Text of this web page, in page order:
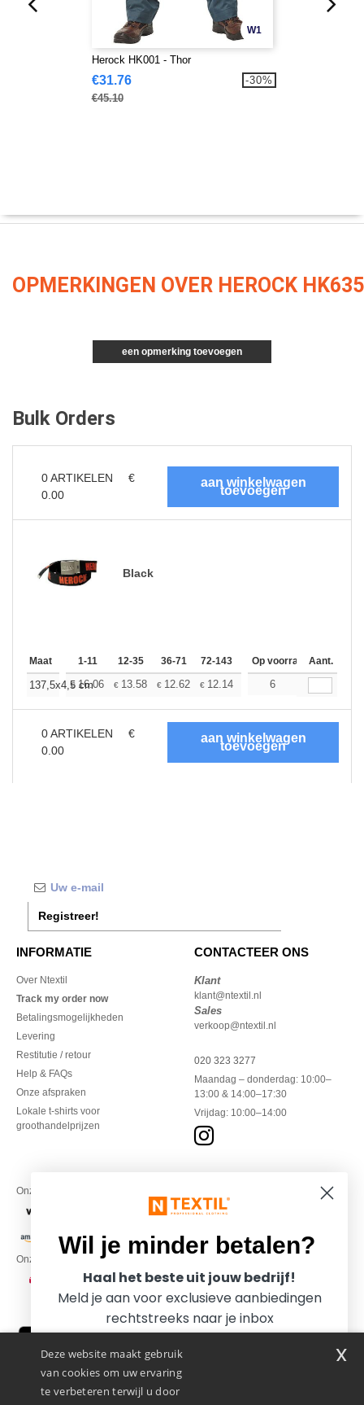
W1
Herock HK001 - Thor
€31.76
€45.10
-30%
OPMERKINGEN OVER HEROCK HK635
een opmerking toevoegen
Bulk Orders
0ARTIKELEN
€
0.00
Black
Maat 1-11 12-35 36-71 72-143 144-287 288 + Meer
Op voorraadAant.
137,5x4,5 cm
€ 16.06 € 13.58 € 12.62 € 12.14 11.47
6
0ARTIKELEN
€
0.00
Registreer!
INFORMATIE
Over Ntextil
Track my order now
Betalingsmogelijkheden
Levering
Restitutie / retour
Help & FAQs
Onze afspraken
Lokale t-shirts voor
groothandelprijzen
CONTACTEER ONS
Klant
klant@ntextil.nl
Sales
verkoop@ntextil.nl
020 323 3277
Maandag – donderdag: 10:00–
13:00 & 14:00–17:30
Vrijdag: 10:00–14:00
Onze financiële partners
Onze transporteurs
Deze website maakt gebruik
van cookies om uw ervaring
te verbeteren terwijl u door
x
Wil je minder betalen?
Haal het beste uit jouw bedrijf!
Meld je aan voor exclusieve aanbiedingen
rechtstreeks naar je inbox